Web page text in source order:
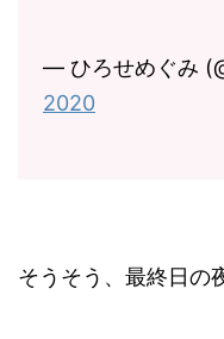
— ひろせめぐみ
2020
そうそう、最終日の